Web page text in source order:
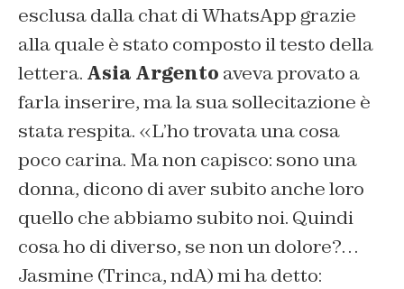
esclusa dalla chat di WhatsApp grazie
alla quale è stato composto il testo della
lettera. Asia Argento aveva provato a
farla inserire, ma la sua sollecitazione è
stata respita. «L’ho trovata una cosa
poco carina. Ma non capisco: sono una
donna, dicono di aver subito anche loro
quello che abbiamo subito noi. Quindi
cosa ho di diverso, se non un dolore?…
Jasmine (Trinca, ndA) mi ha detto: